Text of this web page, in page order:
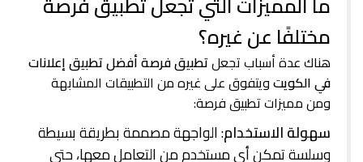
مختلفًا عن غيره؟
هناك عدة أسباب تجعلتطبيق فرصة أفضل تطبيق إعلانات
في الكويتويتفوق على غيره من التطبيقات المشابهة
ومن مميزات تطبيق فرصة:
سهولة الاستخدام: الواجهة مصممة بطريقة بسيطة
وسلسة تمكن أي مستخدم من التعامل معها، حتى